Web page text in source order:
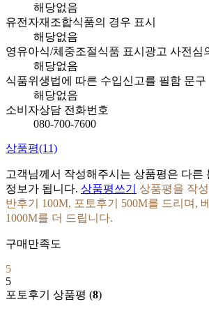
해당없음
유전자재조합식품의 경우 표시
해당없음
영유아식/체중조절식품 표시광고 사전심
해당없음
식품위생법에 따른 수입신고를 필함 문구
해당없음
소비자상담 전화번호
080-700-7600
상품평(11)
고객님께서 작성해주시는 상품평은 다른
정보가 됩니다. 상품평쓰기
상품평을 작
반후기 100M, 포토후기 500M를 드리며,
1000M를 더 드립니다.
구매만족도
5
5
포토후기 상품평 (8)